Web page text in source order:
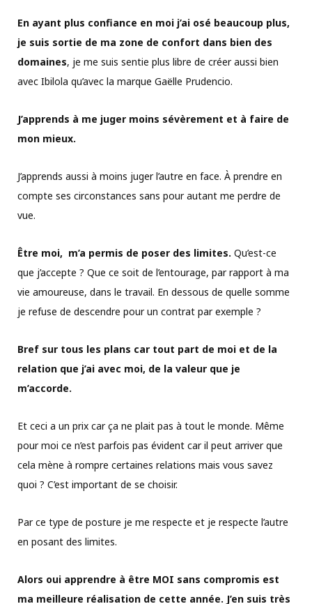
En ayant plus confiance en moi j’ai osé beaucoup plus,
je suis sortie de ma zone de confort dans bien des
domaines, je me suis sentie plus libre de créer aussi bien
avec Ibilola qu’avec la marque Gaëlle Prudencio.
J’apprends à me juger moins sévèrement et à faire de
mon mieux.
J’apprends aussi à moins juger l’autre en face. À prendre en
compte ses circonstances sans pour autant me perdre de
vue.
Être moi, m’a permis de poser des limites. Qu’est-ce
que j’accepte ? Que ce soit de l’entourage, par rapport à ma
vie amoureuse, dans le travail. En dessous de quelle somme
je refuse de descendre pour un contrat par exemple ?
Bref sur tous les plans car tout part de moi et de la
relation que j’ai avec moi, de la valeur que je
m’accorde.
Et ceci a un prix car ça ne plait pas à tout le monde. Même
pour moi ce n’est parfois pas évident car il peut arriver que
cela mène à rompre certaines relations mais vous savez
quoi ? C’est important de se choisir.
Par ce type de posture je me respecte et je respecte l’autre
en posant des limites.
Alors oui apprendre à être MOI sans compromis est
ma meilleure réalisation de cette année. J’en suis très